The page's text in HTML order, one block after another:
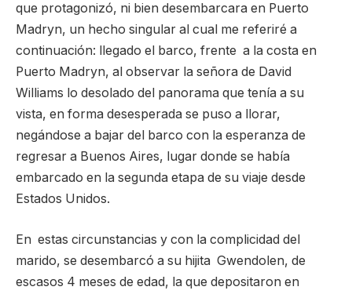
que protagonizó, ni bien desembarcara en Puerto
Madryn, un hecho singular al cual me referiré a
continuación: llegado el barco, frente a la costa en
Puerto Madryn, al observar la señora de David
Williams lo desolado del panorama que tenía a su
vista, en forma desesperada se puso a llorar,
negándose a bajar del barco con la esperanza de
regresar a Buenos Aires, lugar donde se había
embarcado en la segunda etapa de su viaje desde
Estados Unidos.
En estas circunstancias y con la complicidad del
marido, se desembarcó a su hijita Gwendolen, de
escasos 4 meses de edad, la que depositaron en